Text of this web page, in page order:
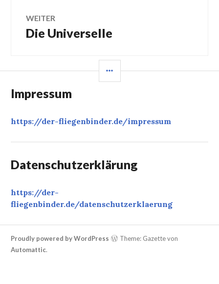
WEITER
Nächster
Die Universelle
Impressum
https://der-fliegenbinder.de/impressum
Datenschutzerklärung
https://der-
fliegenbinder.de/datenschutzerklaerung
Proudly powered by WordPress
Theme: Gazette von
Automattic.